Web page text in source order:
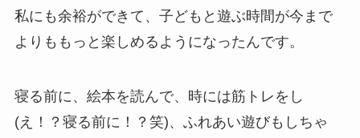
私にも余裕ができて、子どもと遊ぶ時間が今まで
よりももっと楽しめるようになったんです。
寝る前に、絵本を読んで、時には筋トレをし
(え！？寝る前に！？笑)、ふれあい遊びもしちゃ